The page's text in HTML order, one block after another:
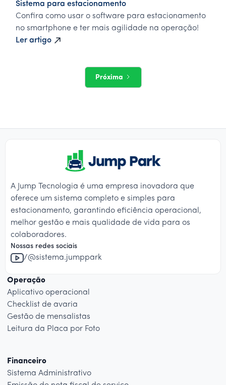
Sistema para estacionamento
Confira como usar o software para estacionamento
no smartphone e ter mais agilidade na operação!
Ler artigo
Próxima
A Jump Tecnologia é uma empresa inovadora que
oferece um sistema completo e simples para
estacionamento, garantindo eficiência operacional,
melhor gestão e mais qualidade de vida para os
colaboradores.
Nossas redes sociais
/@sistema.jumppark
Operação
Aplicativo operacional
Checklist de avaria
Gestão de mensalistas
Leitura da Placa por Foto
Financeiro
Sistema Administrativo